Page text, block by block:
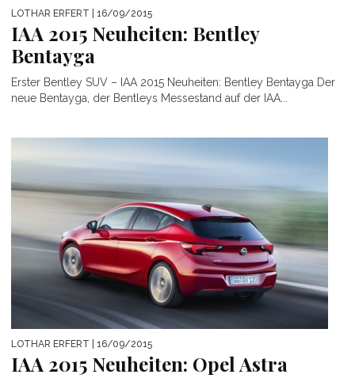
LOTHAR ERFERT | 16/09/2015
IAA 2015 Neuheiten: Bentley
Bentayga
Erster Bentley SUV – IAA 2015 Neuheiten: Bentley Bentayga Der
neue Bentayga, der Bentleys Messestand auf der IAA...
LOTHAR ERFERT | 16/09/2015
IAA 2015 Neuheiten: Opel Astra